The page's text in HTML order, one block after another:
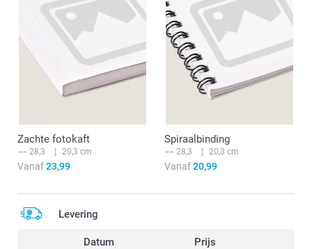
Zachte fotokaft
28,3 20,3 cm
Vanaf23,99
Spiraalbinding
28,3 20,3 cm
Vanaf20,99
Levering
Datum Prijs